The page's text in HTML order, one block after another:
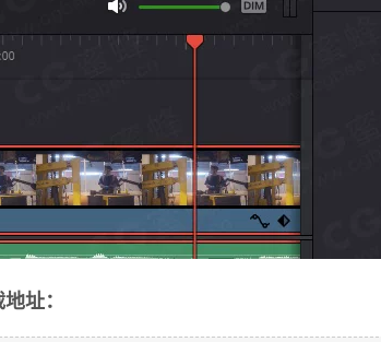
地址：